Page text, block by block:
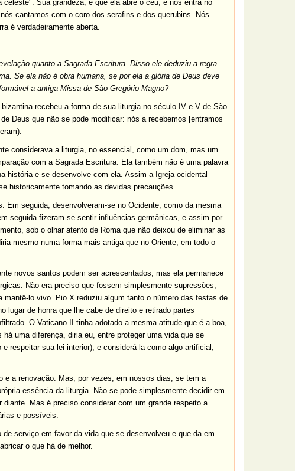
Sua grandeza, é que ela abre o céu, e nos entra no
cantamos com o coro dos serafins e dos querubins. Nós
é verdadeiramente aberta.
quanto a Sagrada Escritura. Disso ele deduziu a regra
Se ela não é obra humana, se por ela a glória de Deus deve
a antiga Missa de São Gregório Magno?
recebeu a forma de sua liturgia no século IV e V de São
Deus que não se pode modificar: nós a recebemos [entramos
considerava a liturgia, no essencial, como um dom, mas um
com a Sagrada Escritura. Ela também não é uma palavra
história e se desenvolve com ela. Assim a Igreja ocidental
historicamente tomando as devidas precauções.
Em seguida, desenvolveram-se no Ocidente, como da mesma
seguida fizeram-se sentir influências germânicas, e assim por
sob o olhar atento de Roma que não deixou de eliminar as
mesmo numa forma mais antiga que no Oriente, em todo o
novos santos podem ser acrescentados; mas ela permanece
Não era preciso que fossem simplesmente supressões;
lo vivo. Pio X reduziu algum tanto o número das festas de
lugar de honra que lhe cabe de direito e retirado partes
O Vaticano II tinha adotado a mesma atitude que é a boa,
uma diferença, diria eu, entre proteger uma vida que se
respeitar sua lei interior), e considerá-la como algo artificial,
a renovação. Mas, por vezes, em nossos dias, se tem a
essência da liturgia. Não se pode simplesmente decidir em
Mas é preciso considerar com um grande respeito a
e possíveis.
serviço em favor da vida que se desenvolveu e que da em
o que há de melhor.